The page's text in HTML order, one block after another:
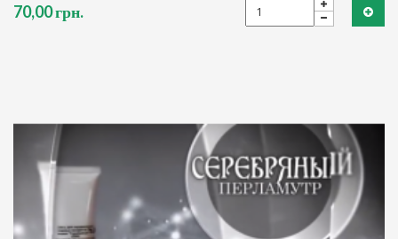
70,00 грн.